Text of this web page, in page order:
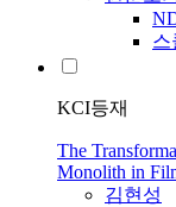
스
KCI등재
The
Monolith in
김현성